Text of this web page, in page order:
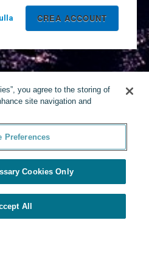
you agree to the storing of
site navigation and
Preferences
Cookies Only
All